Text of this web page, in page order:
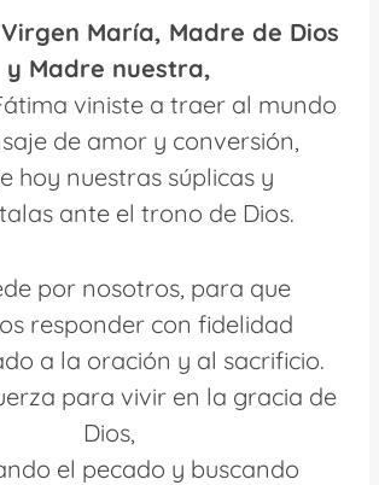
María, Madre de Dios
y Madre nuestra,
viniste a traer al mundo
de amor y conversión,
hoy nuestras súplicas y
ante el trono de Dios.
por nosotros, para que
responder con fidelidad
a la oración y al sacrificio.
para vivir en la gracia de
Dios,
el pecado y buscando